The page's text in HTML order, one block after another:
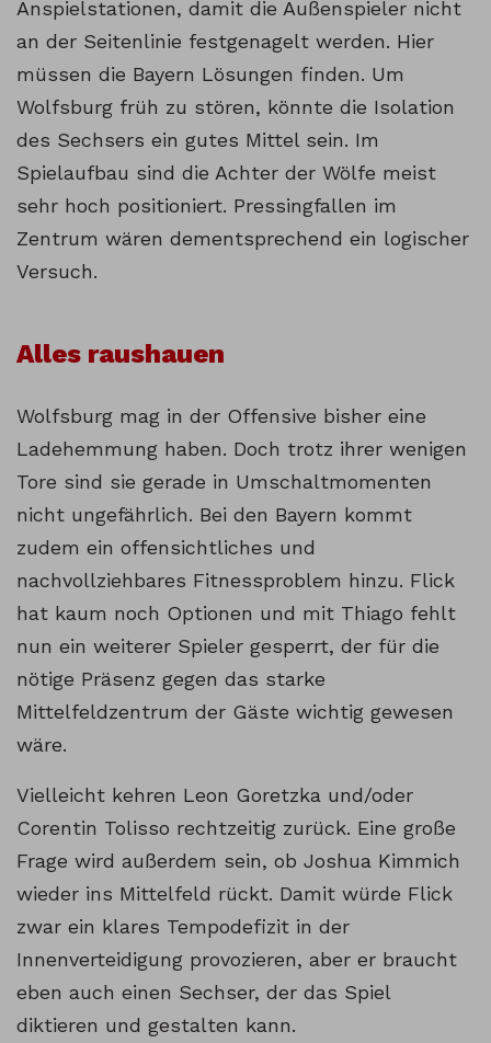
Anspielstationen, damit die Außenspieler nicht
an der Seitenlinie festgenagelt werden. Hier
müssen die Bayern Lösungen finden. Um
Wolfsburg früh zu stören, könnte die Isolation
des Sechsers ein gutes Mittel sein. Im
Spielaufbau sind die Achter der Wölfe meist
sehr hoch positioniert. Pressingfallen im
Zentrum wären dementsprechend ein logischer
Versuch.
Alles raushauen
Wolfsburg mag in der Offensive bisher eine
Ladehemmung haben. Doch trotz ihrer wenigen
Tore sind sie gerade in Umschaltmomenten
nicht ungefährlich. Bei den Bayern kommt
zudem ein offensichtliches und
nachvollziehbares Fitnessproblem hinzu. Flick
hat kaum noch Optionen und mit Thiago fehlt
nun ein weiterer Spieler gesperrt, der für die
nötige Präsenz gegen das starke
Mittelfeldzentrum der Gäste wichtig gewesen
wäre.
Vielleicht kehren Leon Goretzka und/oder
Corentin Tolisso rechtzeitig zurück. Eine große
Frage wird außerdem sein, ob Joshua Kimmich
wieder ins Mittelfeld rückt. Damit würde Flick
zwar ein klares Tempodefizit in der
Innenverteidigung provozieren, aber er braucht
eben auch einen Sechser, der das Spiel
diktieren und gestalten kann.